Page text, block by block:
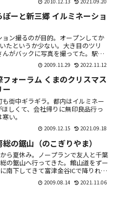
ぽーと新三郷 イルミネーショ
ン撮るのが目的。オープンしてか
たというか少ない。大き目のツリ
がバックに写真を撮ってた。駅側
2009.11.29 2022.11.12
フォーラム くまのクリスマス
ー
街中ギラギラ。都内はイルミネー
しくて、会社帰りに無印良品行っ
い。
2009.12.15 2021.09.18
の鋸山（のこぎりやま）
ら夏休み。ノープランで友人と千葉
の鋸山へ行ってきた。館山道をずー
南下してきて富津金谷ICで降りれ
すぐ近く。千葉付近で若干渋滞したけ
予想していたほど混んでなく、あっと
2009.08.14 2021.11.06